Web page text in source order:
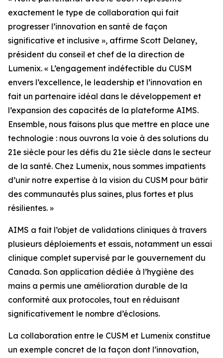
exactement le type de collaboration qui fait
progresser l’innovation en santé de façon
significative et inclusive », affirme Scott Delaney,
président du conseil et chef de la direction de
Lumenix. « L’engagement indéfectible du CUSM
envers l’excellence, le leadership et l’innovation en
fait un partenaire idéal dans le développement et
l’expansion des capacités de la plateforme AIMS.
Ensemble, nous faisons plus que mettre en place une
technologie : nous ouvrons la voie à des solutions du
21e siècle pour les défis du 21e siècle dans le secteur
de la santé. Chez Lumenix, nous sommes impatients
d’unir notre expertise à la vision du CUSM pour bâtir
des communautés plus saines, plus fortes et plus
résilientes. »
AIMS a fait l’objet de validations cliniques à travers
plusieurs déploiements et essais, notamment un essai
clinique complet supervisé par le gouvernement du
Canada. Son application dédiée à l’hygiène des
mains a permis une amélioration durable de la
conformité aux protocoles, tout en réduisant
significativement le nombre d’éclosions.
La collaboration entre le CUSM et Lumenix constitue
un exemple concret de la façon dont l’innovation,